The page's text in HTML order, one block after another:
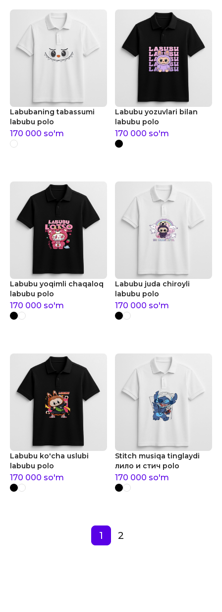
Labubaning tabassumi
labubu polo
170 000 so'm
Labubu yozuvlari bilan
labubu polo
170 000 so'm
Labubu yoqimli chaqaloq
labubu polo
170 000 so'm
Labubu juda chiroyli
labubu polo
170 000 so'm
Labubu ko'cha uslubi
labubu polo
170 000 so'm
Stitch musiqa tinglaydi
лило и стич polo
170 000 so'm
1 2